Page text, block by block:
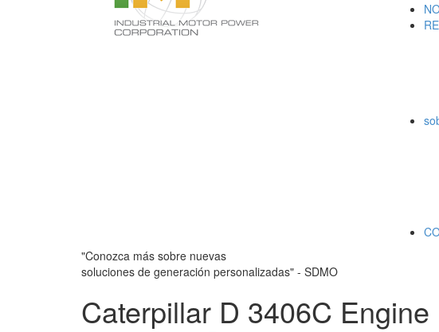
"Conozca más sobre nuevas
soluciones de generación personalizadas" - SDMO
Caterpillar D 3406C Engine